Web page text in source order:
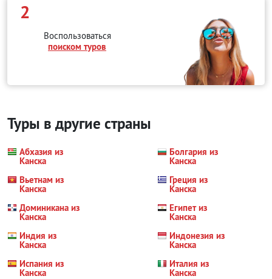
2
Воспользоваться
поиском туров
Туры в другие страны
Абхазия из
Канска
Болгария из
Канска
Вьетнам из
Канска
Греция из
Канска
Доминикана из
Канска
Египет из
Канска
Индия из
Канска
Индонезия из
Канска
Испания из
Канска
Италия из
Канска